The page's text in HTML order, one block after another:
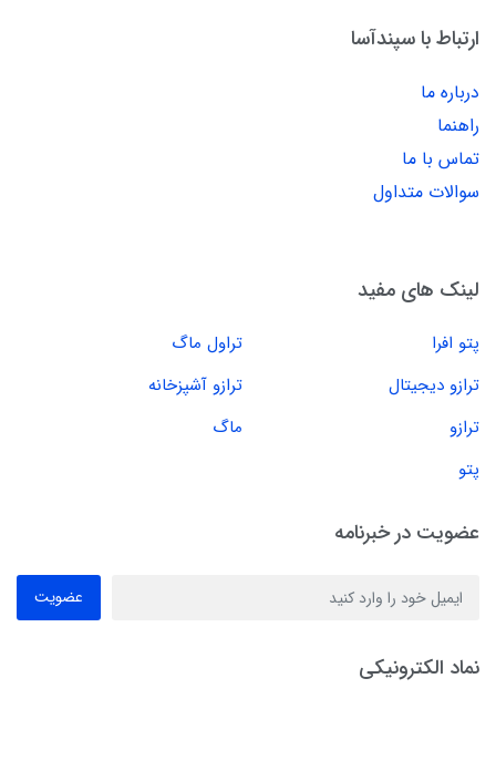
ارتباط با سپندآسا
درباره ما
راهنما
تماس با ما
سوالات متداول
لینک های مفید
پتو افرا
تراول ماگ
ترازو دیجیتال
ترازو آشپزخانه
ترازو
ماگ
پتو
عضویت در خبرنامه
عضویت
نماد الکترونیکی